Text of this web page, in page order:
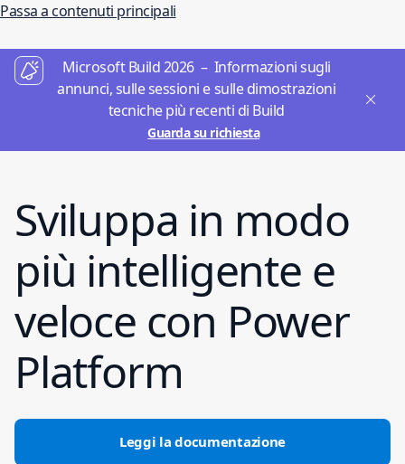
Passa a contenuti principali
Microsoft Build 2026 – Informazioni sugli
annunci, sulle sessioni e sulle dimostrazioni
tecniche più recenti di Build
Guarda su richiesta
Sviluppa in modo
più intelligente e
veloce con Power
Platform
Leggi la documentazione